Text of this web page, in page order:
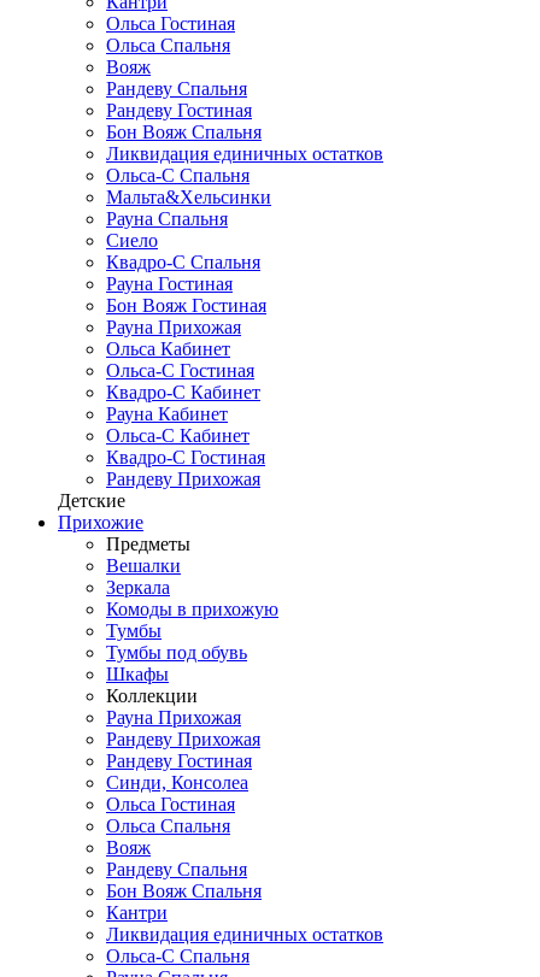
Ольса Гостиная
Ольса Спальня
Вояж
Рандеву Спальня
Рандеву Гостиная
Бон Вояж Спальня
Ликвидация единичных остатков
Ольса-С Спальня
Мальта&Хельсинки
Рауна Спальня
Сиело
Квадро-С Спальня
Рауна Гостиная
Бон Вояж Гостиная
Рауна Прихожая
Ольса Кабинет
Ольса-С Гостиная
Квадро-С Кабинет
Рауна Кабинет
Ольса-С Кабинет
Квадро-С Гостиная
Рандеву Прихожая
Детские
Прихожие
Предметы
Вешалки
Зеркала
Комоды в прихожую
Тумбы
Тумбы под обувь
Шкафы
Коллекции
Рауна Прихожая
Рандеву Прихожая
Рандеву Гостиная
Синди, Консолеа
Ольса Гостиная
Ольса Спальня
Вояж
Рандеву Спальня
Бон Вояж Спальня
Кантри
Ликвидация единичных остатков
Ольса-С Спальня